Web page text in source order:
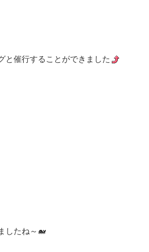
と催行することができました
したね～🐋